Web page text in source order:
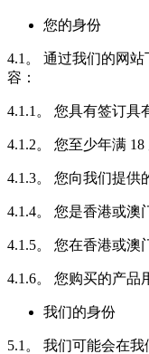
您的身份
4.1。 通过我们的网
容：
4.1.1。 您具有签订具
4.1.2。 您至少年满 18
4.1.3。 您向我们提供
4.1.4。 您是香港或澳
4.1.5。 您在香港或澳
4.1.6。 您购买的产品
我们的身份
5.1。 我们可能会在